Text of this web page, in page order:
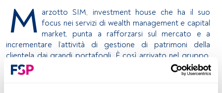
M arzotto SIM, investment house che ha il suo
focus nei servizi di wealth management e capital
market, punta a rafforzarsi sul mercato e a
incrementare l’attività di gestione di patrimoni della
clientela dai grandi portafogli. È così arrivato nel gruppo,
che ha sede in corso Como a Milano,
Antonio Chiarello
nel ruolo di consigliere delegato e direttore generale. Il